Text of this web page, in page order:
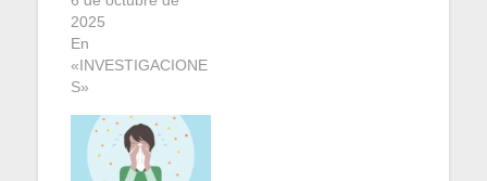
2025
En
«INVESTIGACIONE
S»